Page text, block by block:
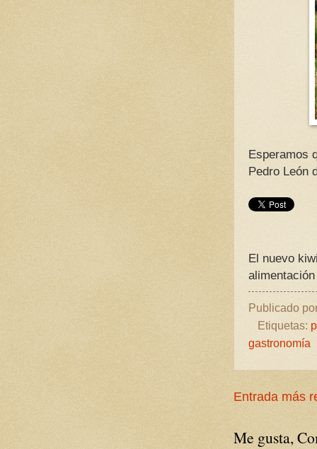
Esperamos
Pedro León
El nuevo
Publicado
Etiquetas:
gastronomía
Entrada más
Me gusta,